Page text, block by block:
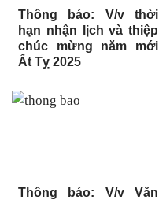
Thông báo: V/v thời
hạn nhận lịch và thiệp
chúc mừng năm mới
Ất Tỵ 2025
Thông báo: V/v Văn